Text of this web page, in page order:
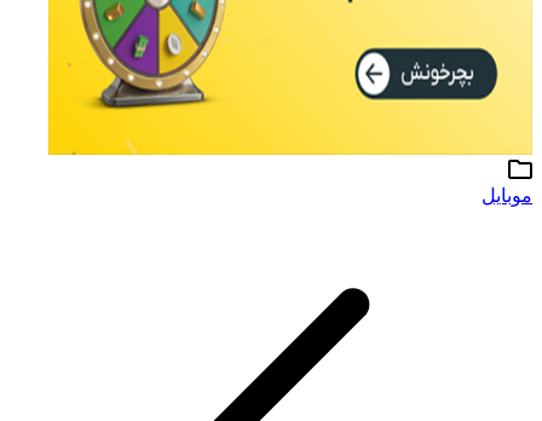
موبایل